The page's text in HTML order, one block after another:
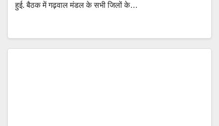
हुई. बैठक में गढ़वाल मंडल के सभी जिलों के…